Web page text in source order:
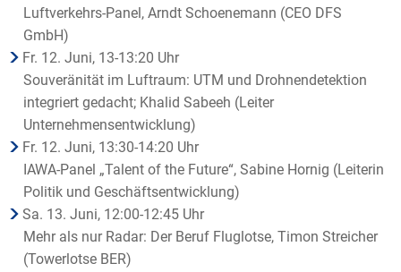
Luftverkehrs-Panel, Arndt Schoenemann (CEO DFS
GmbH)
Fr. 12. Juni, 13-13:20 Uhr
Souveränität im Luftraum: UTM und Drohnendetektion
integriert gedacht; Khalid Sabeeh (Leiter
Unternehmensentwicklung)
Fr. 12. Juni, 13:30-14:20 Uhr
IAWA-Panel „Talent of the Future“, Sabine Hornig (Leiterin
Politik und Geschäftsentwicklung)
Sa. 13. Juni, 12:00-12:45 Uhr
Mehr als nur Radar: Der Beruf Fluglotse, Timon Streicher
(Towerlotse BER)